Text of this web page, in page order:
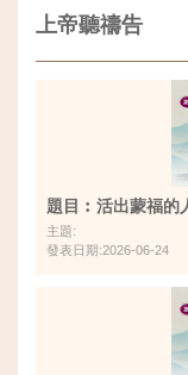
上帝聽禱告
題目︰活出蒙福的
主題:
發表日期:2026-06-24